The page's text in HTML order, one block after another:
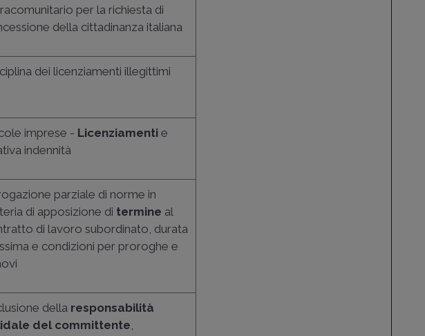
per la richiesta di
della cittadinanza italiana
dei licenziamenti illegittimi
imprese - Licenziamentie
indennità
parziale di norme in
di apposizione di termine al
di lavoro subordinato, durata
e condizioni per proroghe e
della responsabilità
del committente,